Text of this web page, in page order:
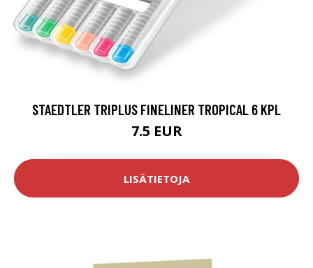
STAEDTLER TRIPLUS FINELINER TROPICAL 6 KPL
7.5 EUR
LISÄTIETOJA